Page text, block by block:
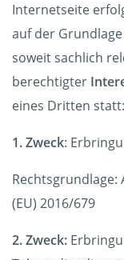
Internetseite
auf der
soweit sachlich
berechtigter
eines Dritten statt:
1. Zweck:
Rechtsgrundlage:
(EU) 2016/679
2. Zweck: